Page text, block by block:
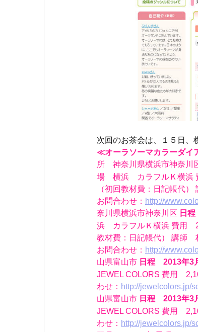
次回のお茶会は、１５日、
≪オーラソーマカラーダイ
所 神奈川県横浜市神奈川
場 横浜 カラフルＫ横
（初回教材費：日記帳代
お問合わせ： http://
奈川県横浜市神奈川区 日
浜 カラフルＫ横浜 費用
教材費：日記帳代） 講師
お問合わせ： http://
山県富山市 日程 2013年3
JEWEL COLORS 費用
わせ： http://jewelcolors.jp/
山県富山市 日程 2013年3
JEWEL COLORS 費用
わせ： http://jewelcolors.jp/